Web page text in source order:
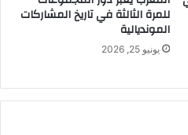
للمرة الثالثة في تاريخ المشاركات
المونديالية
يونيو 25, 2026